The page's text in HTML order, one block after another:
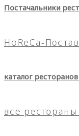
Постачальники
HoReCa-
каталог
все